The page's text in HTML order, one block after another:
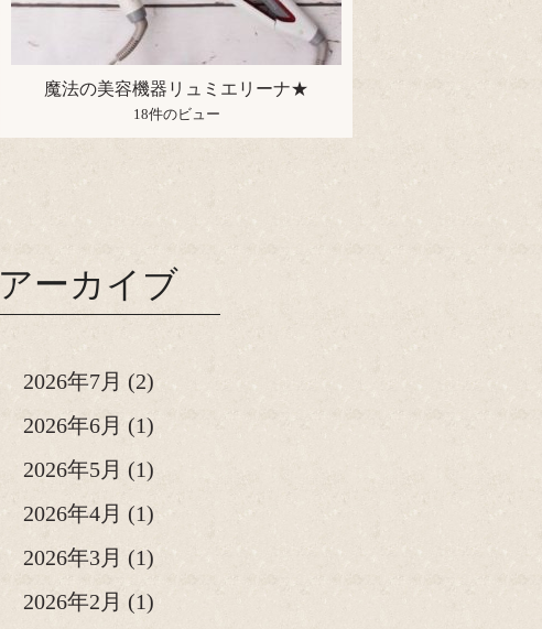
魔法の美容機器リュミエリーナ★
18件のビュー
アーカイブ
2026年7月 (2)
2026年6月 (1)
2026年5月 (1)
2026年4月 (1)
2026年3月 (1)
2026年2月 (1)